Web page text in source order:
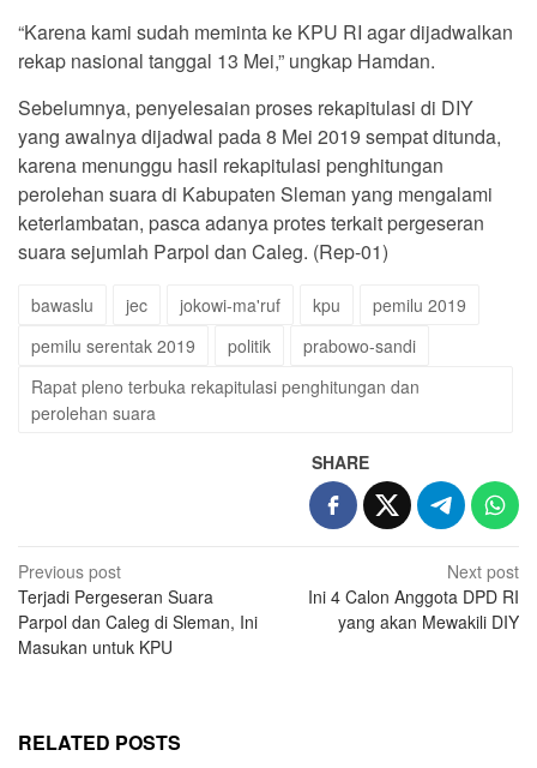
“Karena kami sudah meminta ke KPU RI agar dijadwalkan
rekap nasional tanggal 13 Mei,” ungkap Hamdan.
Sebelumnya, penyelesaian proses rekapitulasi di DIY
yang awalnya dijadwal pada 8 Mei 2019 sempat ditunda,
karena menunggu hasil rekapitulasi penghitungan
perolehan suara di Kabupaten Sleman yang mengalami
keterlambatan, pasca adanya protes terkait pergeseran
suara sejumlah Parpol dan Caleg. (Rep-01)
bawaslu jec jokowi-ma'ruf kpu
pemilu 2019
pemilu serentak 2019
politik
prabowo-sandi
Rapat pleno terbuka rekapitulasi penghitungan dan
perolehan suara
SHARE
Post
navigation
Previous post
Terjadi Pergeseran Suara
Parpol dan Caleg di Sleman, Ini
Masukan untuk KPU
Next post
Ini 4 Calon Anggota DPD RI
yang akan Mewakili DIY
RELATED POSTS